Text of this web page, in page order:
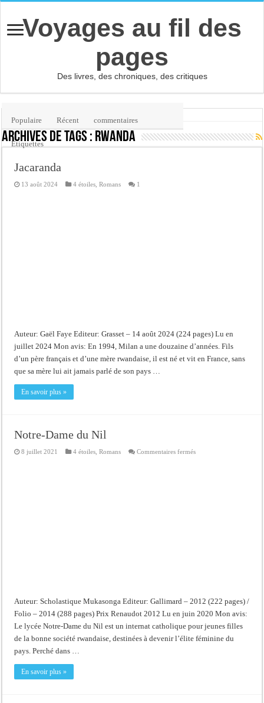
Voyages au fil des
pages
Des livres, des chroniques, des critiques
Archives de tags : Rwanda
Jacaranda
13 août 2024 4 étoiles ,Romans 1
Auteur: Gaël Faye Editeur: Grasset – 14 août 2024 (224 pages) Lu en
juillet 2024 Mon avis: En 1994, Milan a une douzaine d’années. Fils
d’un père français et d’une mère rwandaise, il est né et vit en France, sans
que sa mère lui ait jamais parlé de son pays …
En savoir plus »
Notre-Dame du Nil
8 juillet 2021 4 étoiles ,Romans Commentaires ferméssur
Auteur: Scholastique Mukasonga Editeur: Gallimard – 2012 (222 pages) /
Folio – 2014 (288 pages) Prix Renaudot 2012 Lu en juin 2020 Mon avis:
Le lycée Notre-Dame du Nil est un internat catholique pour jeunes filles
de la bonne société rwandaise, destinées à devenir l’élite féminine du
pays. Perché dans …
En savoir plus »
Populaire Récent commentaires
Etiquettes